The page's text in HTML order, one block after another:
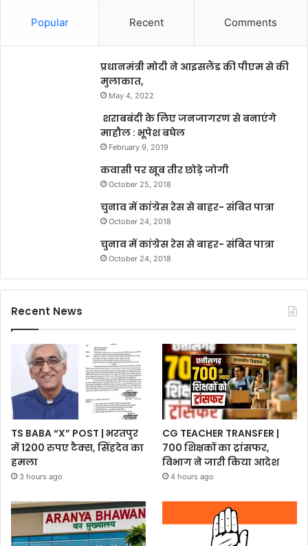
Popular Recent Comments
प्रधानमंत्री मोदी ने आइसलैंड की पीएम से की
मुलाकात,
May 4, 2022
शराबबंदी के लिए जनजागरण से बनाएंगे
माहौल : भूपेश बघेल
February 9, 2019
कवासी पर खूब तीर छोड़े जोगी
October 25, 2018
चुनाव में कांग्रेस रेस से बाहर- संबित पात्रा
October 24, 2018
चुनाव में कांग्रेस रेस से बाहर- संबित पात्रा
October 24, 2018
Recent News
TS BABA “X” POST | भरतपुर
में 1200 रुपए टैक्स, सिंहदेव का
हमला
3 hours ago
CG TEACHER TRANSFER |
700 शिक्षकों का ट्रांसफर,
विभाग ने जारी किया आदेश
4 hours ago